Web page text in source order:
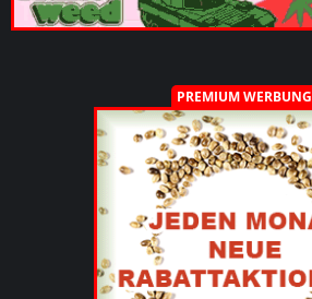
PREMIUM WERBUNG